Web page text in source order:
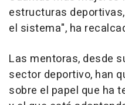
estructuras
el sistema", ha
Las mentoras, desde
sector deportivo, han
sobre el papel que ha